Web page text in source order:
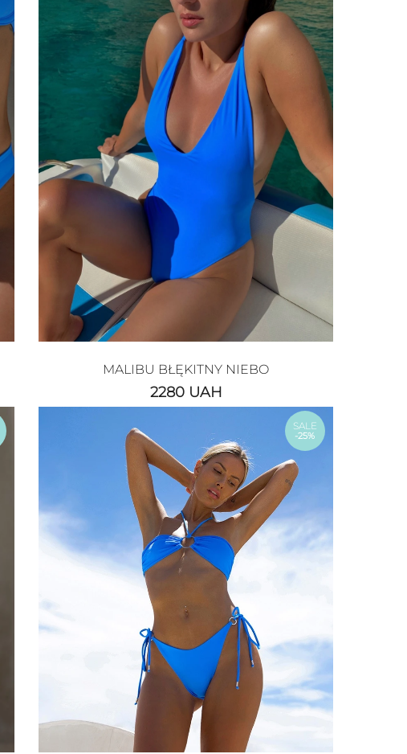
MALIBU BŁĘKITNY NIEBO
2280 UAH
SALE
-25%